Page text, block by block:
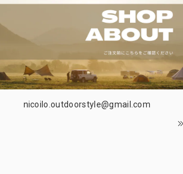
nicoilo.outdoorstyle@gmail.com